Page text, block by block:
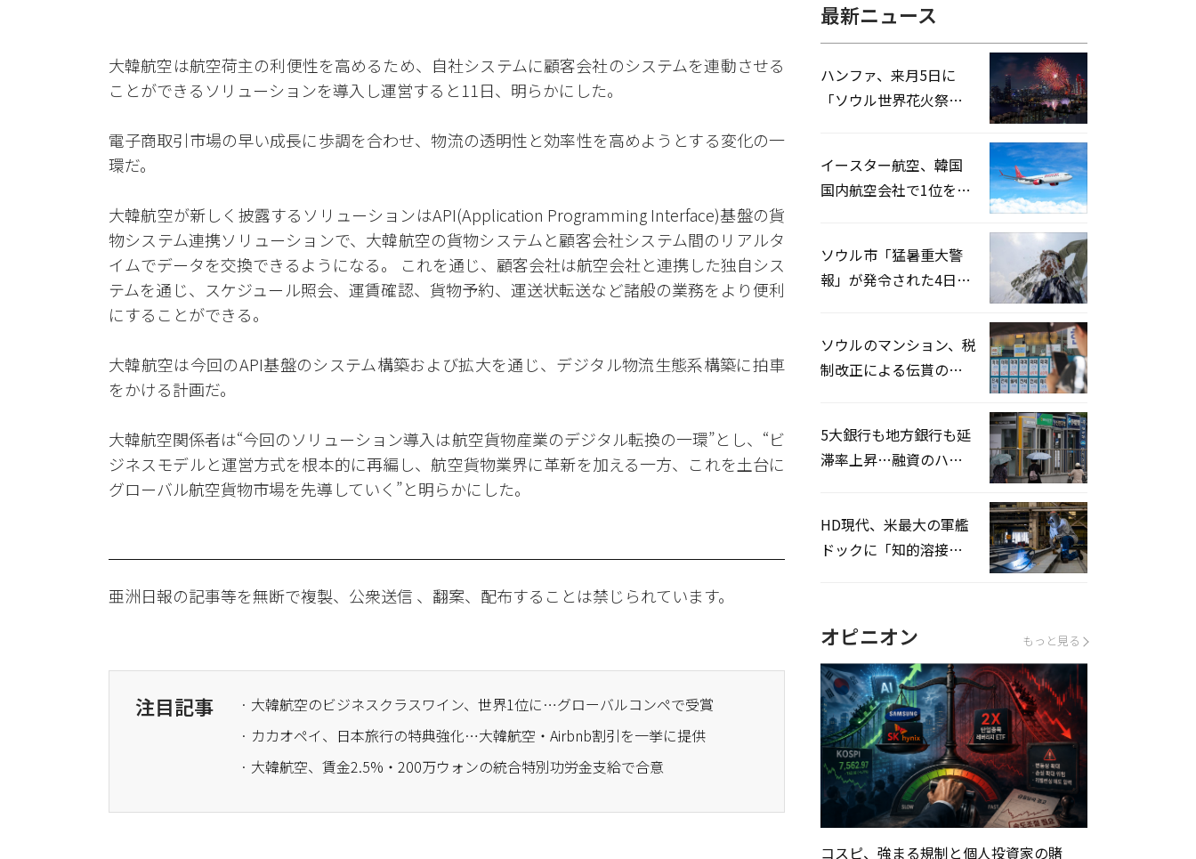
大韓航空は航空荷主の利便性を高めるため、自社システムに顧客会社のシステムを連動させる
ことができるソリューションを導入し運営すると11日、明らかにした。
電子商取引市場の早い成長に歩調を合わせ、物流の透明性と効率性を高めようとする変化の一
環だ。
大韓航空が新しく披露するソリューションはAPI(Application Programming Interface)基盤の貨
物システム連携ソリューションで、大韓航空の貨物システムと顧客会社システム間のリアルタ
イムでデータを交換できるようになる。 これを通じ、顧客会社は航空会社と連携した独自シス
テムを通じ、スケジュール照会、運賃確認、貨物予約、運送状転送など諸般の業務をより便利
にすることができる。
大韓航空は今回のAPI基盤のシステム構築および拡大を通じ、デジタル物流生態系構築に拍車
をかける計画だ。
大韓航空関係者は“今回のソリューション導入は航空貨物産業のデジタル転換の一環”とし、“ビ
ジネスモデルと運営方式を根本的に再編し、航空貨物業界に革新を加える一方、これを土台に
グローバル航空貨物市場を先導していく”と明らかにした。
亜洲日報の記事等を無断で複製、公衆送信 、翻案、配布することは禁じられています。
注目記事
· 大韓航空のビジネスクラスワイン、世界1位に…グローバルコンペで受賞
· カカオペイ、日本旅行の特典強化…大韓航空・Airbnb割引を一挙に提供
· 大韓航空、賃金2.5%・200万ウォンの統合特別功労金支給で合意
最新ニュース
ハンファ、来月5日に
「ソウル世界花火祭り
イースター航空、韓国
国内航空会社で1位を記
ソウル市「猛暑重大警
報」が発令された4日、
ソウルのマンション、税
制改正による伝貰の月
5大銀行も地方銀行も延
滞率上昇…融資のハー
HD現代、米最大の軍艦
ドックに「知的溶接」
オピニオン もっと見る
コスピ、強まる規制と個人投資家の賭